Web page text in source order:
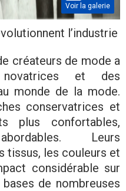
Voir la galerie
l’industrie
créateurs de mode a
et des
monde de la mode.
conservatrices et
plus confortables,
Leurs
tissus, les couleurs et
considérable sur
de nombreuses